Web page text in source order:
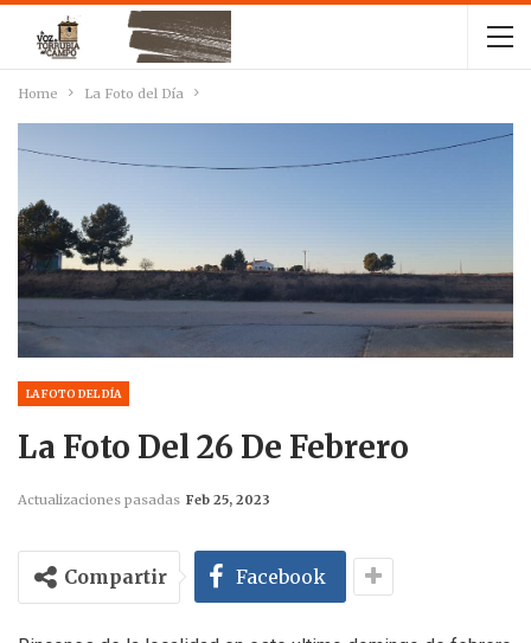
Home La Foto del Día
LA FOTO DEL DÍA
La Foto Del 26 De Febrero
Actualizaciones pasadas Feb 25, 2023
Compartir Facebook